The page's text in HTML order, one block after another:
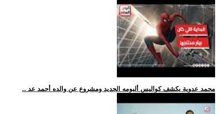
.. محمد عدوية يكشف كواليس ألبومه الجديد ومشروع عن والده أحمد عد